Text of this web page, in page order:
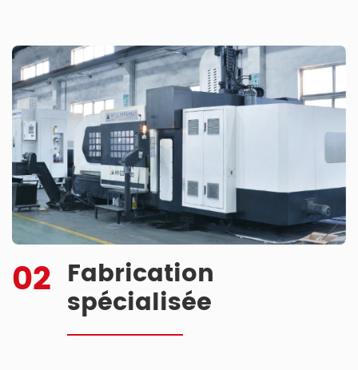
02 Fabrication
spécialisée